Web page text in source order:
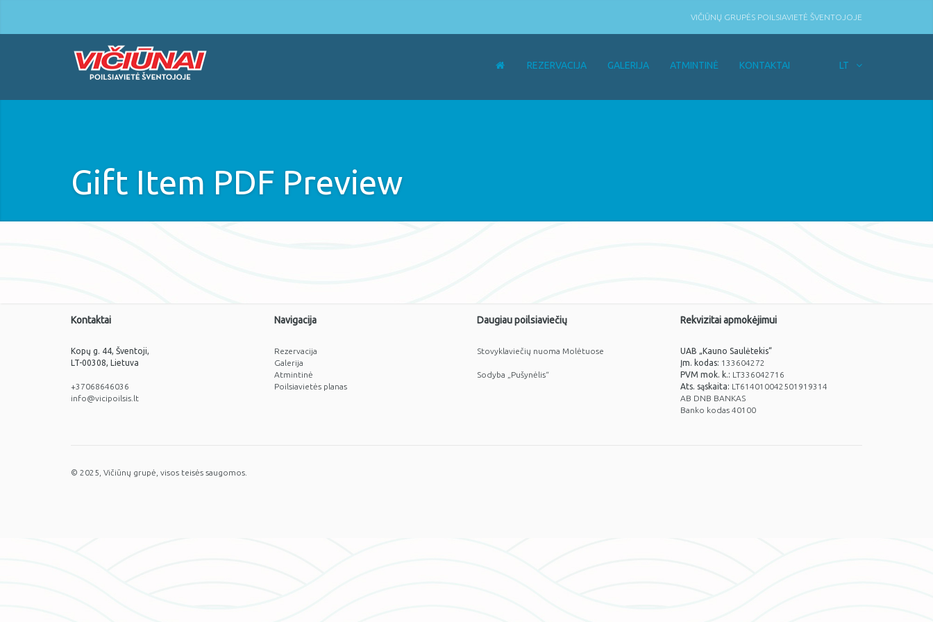
VIČIŪNŲ GRUPĖS POILSIAVIETĖ ŠVENTOJOJE
REZERVACIJA GALERIJA ATMINTINĖ KONTAKTAI LT
Gift Item PDF Preview
Kontaktai
Kopų g. 44, Šventoji,
LT-00308, Lietuva
+37068646036
info@vicipoilsis.lt
Navigacija
Rezervacija
Galerija
Atmintinė
Poilsiavietės planas
Daugiau poilsiaviečių
Stovyklaviečių nuoma Molėtuose
Sodyba „Pušynėlis“
Rekvizitai apmokėjimui
UAB „Kauno Saulėtekis“
Įm. kodas: 133604272
PVM mok. k.: LT336042716
Ats. sąskaita: LT614010042501919314
AB DNB BANKAS
Banko kodas 40100
© 2025, Vičiūnų grupė, visos teisės saugomos.